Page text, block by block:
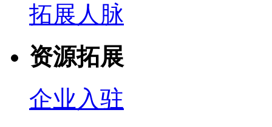
拓展人脉
资源拓展
企业入驻